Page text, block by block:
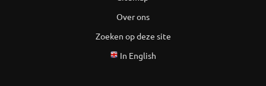
Over ons
Zoeken op deze site
In English